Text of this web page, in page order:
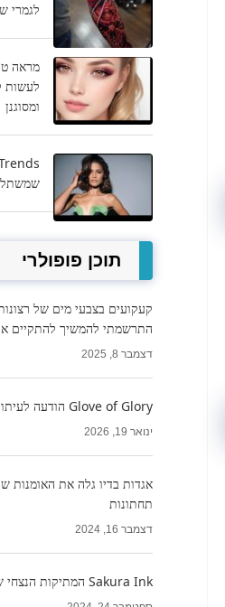
לגמרי
לעשות
ומסוגנן
תוכן פופולרי
קעקועים בצבעי מים של
התרשמתי להמשיך להתקיים
דצמבר 8, 2025
Glove of Glory הודעה לעיתונות גדולה בקעקועים ביד
ינואר 19, 2026
אגדות בדיו גלה את האומנות
תחתונות
דצמבר 16, 2024
Sakura Ink המתיקות הנצחי של הקעקועים היפנים